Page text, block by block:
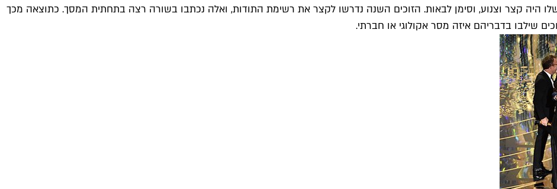
שלו היה קצר וצנוע, וסימן לבאות. הזוכים השנה נדרשו לקצר את רשימת התודות, ואלה נכתבו בשורה רצה בתחתית המסך. כתוצאה מכך
שילבו בדבריהם איזה מסר אקולוגי או חברתי.